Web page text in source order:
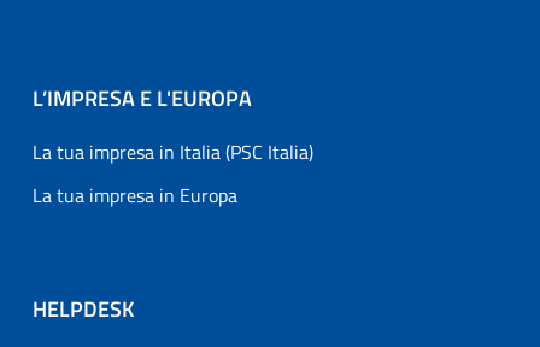
L’IMPRESA E L'EUROPA
La tua impresa in Italia (PSC Italia)
La tua impresa in Europa
HELPDESK